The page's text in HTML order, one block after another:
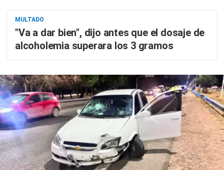
MULTADO
"Va a dar bien", dijo antes que el dosaje de
alcoholemia superara los 3 gramos